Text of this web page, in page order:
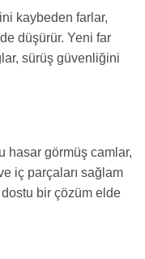
kaybeden farlar,
düşürür. Yeni far
sürüş güvenliğini
hasar görmüş camlar,
iç parçaları sağlam
bir çözüm elde